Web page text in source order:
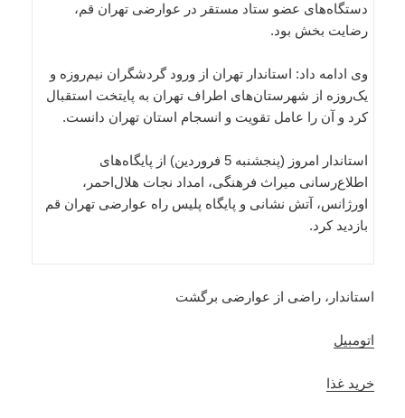
دستگاه‌های عضو ستاد مستقر در عوارضی تهران قم،
رضایت بخش بود.
وی ادامه داد: استاندار تهران از ورود گردشگران نیم‌روزه و
یک‌روزه از شهرستان‌های اطراف تهران به پایتخت استقبال
کرد و آن را عامل تقویت و انسجام استان تهران دانست.
استاندار امروز (پنجشنبه 5 فروردین) از پایگاه‌های
اطلاع‌رسانی میراث فرهنگی، امداد نجات هلال‌احمر،
اورژانس، آتش نشانی و پایگاه پلیس راه عوارضی تهران قم
بازدید کرد.
استاندار، راضی از عوارضی برگشت
اتومبیل
خرید غذا